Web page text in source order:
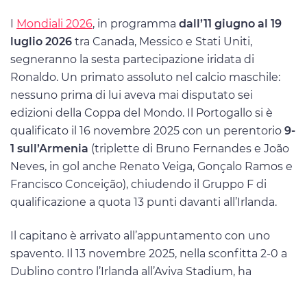
I Mondiali 2026, in programma dall’11 giugno al 19
luglio 2026 tra Canada, Messico e Stati Uniti,
segneranno la sesta partecipazione iridata di
Ronaldo. Un primato assoluto nel calcio maschile:
nessuno prima di lui aveva mai disputato sei
edizioni della Coppa del Mondo. Il Portogallo si è
qualificato il 16 novembre 2025 con un perentorio 9-
1 sull’Armenia (triplette di Bruno Fernandes e João
Neves, in gol anche Renato Veiga, Gonçalo Ramos e
Francisco Conceição), chiudendo il Gruppo F di
qualificazione a quota 13 punti davanti all’Irlanda.
Il capitano è arrivato all’appuntamento con uno
spavento. Il 13 novembre 2025, nella sconfitta 2-0 a
Dublino contro l’Irlanda all’Aviva Stadium, ha